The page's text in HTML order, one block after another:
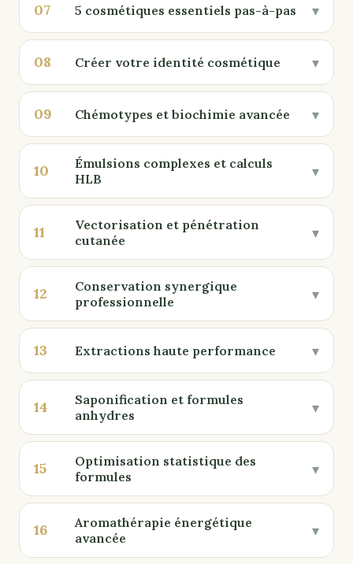
07 5 cosmétiques essentiels pas-à-pas ▾
08 Créer votre identité cosmétique ▾
09 Chémotypes et biochimie avancée ▾
10
Émulsions complexes et calculs
HLB
▾
11
Vectorisation et pénétration
cutanée
▾
12
Conservation synergique
professionnelle
▾
13 Extractions haute performance ▾
14
Saponification et formules
anhydres
▾
15
Optimisation statistique des
formules
▾
16
Aromathérapie énergétique
avancée
▾